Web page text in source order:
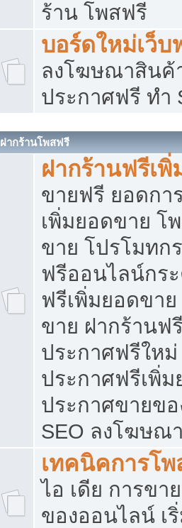
ร้าน โพสฟรี
บอร์ดใหม่เว็บ
ลงโฆษณาสิน
ประกาศฟรี ทำ
ฝากร้านโพสฟรี
ฝากร้านฟรีเ
ขายฟรี ยอดกา
เพิ่มยอดขาย โ
ขาย โปรโมทก
ฟรีออนไลน์กร
ฟรีเพิ่มยอดขา
ขาย ฝากร้านฟ
ประกาศฟรีใหม่
ประกาศฟรีเพิ่
ประกาศขายข
SEO ลงโฆษณ
เทคนิคการโ
ไอ เดีย การขา
ของออนไลน์ เ